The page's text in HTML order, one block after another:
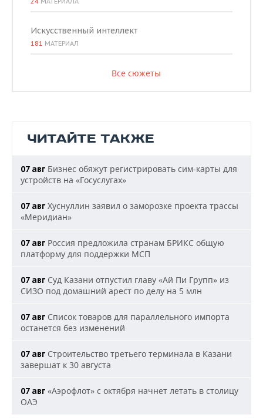
Искусственный интеллект
181 МАТЕРИАЛ
Все сюжеты
ЧИТАЙТЕ ТАКЖЕ
07 авг Бизнес обяжут регистрировать сим-карты для
устройств на «Госуслугах»
07 авг Хуснуллин заявил о заморозке проекта трассы
«Меридиан»
07 авг Россия предложила странам БРИКС общую
платформу для поддержки МСП
07 авг Суд Казани отпустил главу «Ай Пи Групп» из
СИЗО под домашний арест по делу на 5 млн
07 авг Список товаров для параллельного импорта
останется без изменений
07 авг Строительство третьего терминала в Казани
завершат к 30 августа
07 авг «Аэрофлот» с октября начнет летать в столицу
ОАЭ